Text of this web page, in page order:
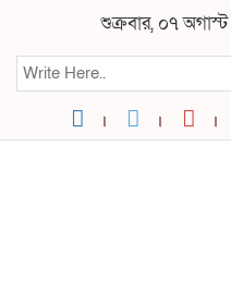
শুক্রবার, ০৭